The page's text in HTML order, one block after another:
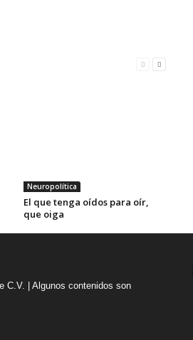
Neuropolítica
El que tenga oídos para oír,
que oiga
C.V. | Algunos contenidos son